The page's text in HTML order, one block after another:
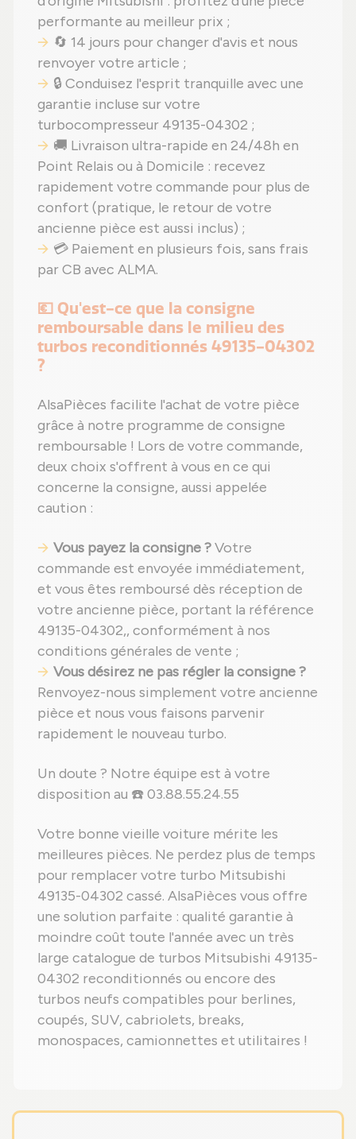
performante au meilleur prix ;
🔄 14 jours pour changer d'avis et nous
renvoyer votre article ;
🔒 Conduisez l'esprit tranquille avec une
garantie incluse sur votre
turbocompresseur 49135-04302 ;
🚚 Livraison ultra-rapide en 24/48h en
Point Relais ou à Domicile : recevez
rapidement votre commande pour plus de
confort (pratique, le retour de votre
ancienne pièce est aussi inclus) ;
💳 Paiement en plusieurs fois, sans frais
par CB avec ALMA.
💶 Qu'est-ce que la consigne
remboursable dans le milieu des
turbos reconditionnés 49135-04302
?
AlsaPièces facilite l'achat de votre pièce
grâce à notre programme de consigne
remboursable ! Lors de votre commande,
deux choix s'offrent à vous en ce qui
concerne la consigne, aussi appelée
caution :
Vous payez la consigne ?Votre
commande est envoyée immédiatement,
et vous êtes remboursé dès réception de
votre ancienne pièce, portant la référence
49135-04302,, conformément à nos
conditions générales de vente ;
Vous désirez ne pas régler la consigne ?
Renvoyez-nous simplement votre ancienne
pièce et nous vous faisons parvenir
rapidement le nouveau turbo.
Un doute ? Notre équipe est à votre
disposition au ☎️ 03.88.55.24.55
Votre bonne vieille voiture mérite les
meilleures pièces. Ne perdez plus de temps
pour remplacer votre turbo Mitsubishi
49135-04302 cassé. AlsaPièces vous offre
une solution parfaite : qualité garantie à
moindre coût toute l'année avec un très
large catalogue de turbos Mitsubishi 49135-
04302 reconditionnés ou encore des
turbos neufs compatibles pour berlines,
coupés, SUV, cabriolets, breaks,
monospaces, camionnettes et utilitaires !